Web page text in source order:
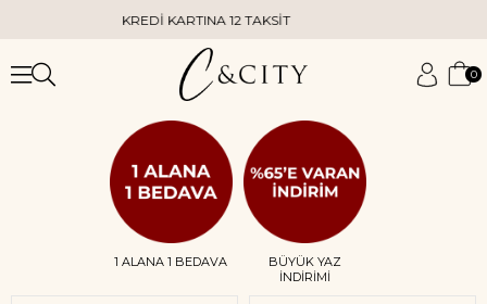
KREDİ KARTINA 12 TAKSİT
0
1 ALANA 1 BEDAVA
BÜYÜK YAZ
İNDİRİMİ